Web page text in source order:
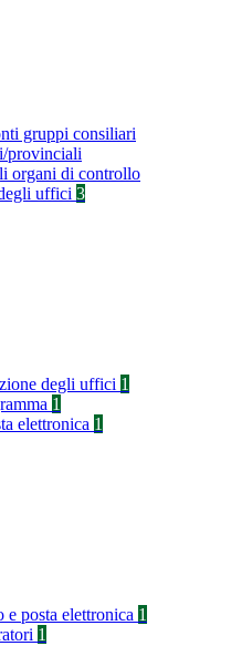
gruppi consiliari
provinciali
organi di controllo
uffici 3
degli uffici 1
1
elettronica 1
e posta elettronica 1
1